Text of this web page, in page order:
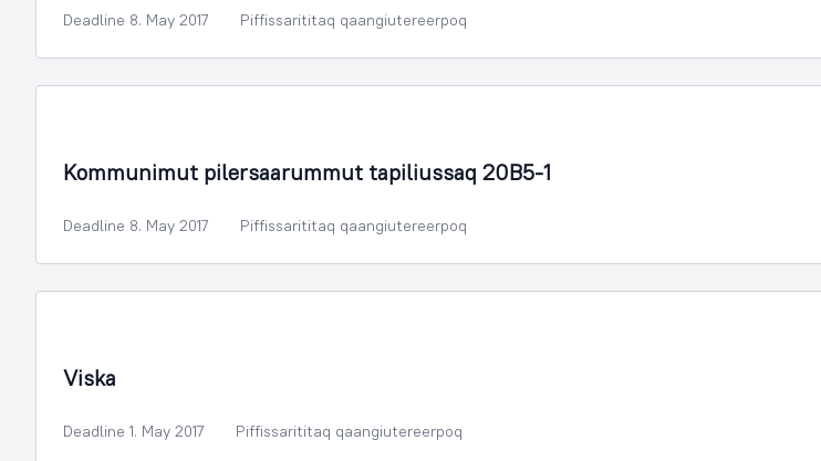
Deadline 8. May 2017 Piffissarititaq qaangiutereerpoq
Kommunimut pilersaarummut tapiliussaq 20B5-1
Deadline 8. May 2017 Piffissarititaq qaangiutereerpoq
Viska
Deadline 1. May 2017 Piffissarititaq qaangiutereerpoq